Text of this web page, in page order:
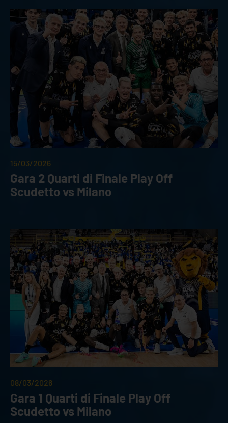
15/03/2026
Gara 2 Quarti di Finale Play Off
Scudetto vs Milano
08/03/2026
Gara 1 Quarti di Finale Play Off
Scudetto vs Milano